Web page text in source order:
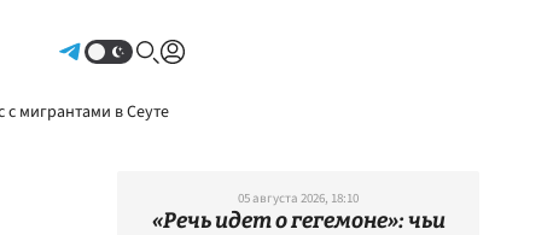
с мигрантами в Сеуте
05 августа 2026, 18:10
«Речь идет о гегемоне»: чьи